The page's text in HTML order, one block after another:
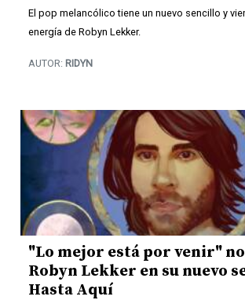
El pop melancólico tiene un nuevo sencillo y
energía de Robyn Lekker.
AUTOR: RIDYN
"Lo mejor está por venir"
Robyn Lekker en su nuevo
Hasta Aquí